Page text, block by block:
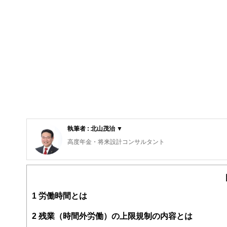
執筆者 : 北山茂治 ▼
高度年金・将来設計コンサルタント
1級ファイナンシャルプランニング技能士、特定社会保険
Ｐ知識を活用した営業手法を教育指導してきました。そ
人生１００年時代に、「気力・体力・財力３拍子揃った、
ライフプランセミナーをはじめ年金・医療・介護そして
そして元気シニア輩出のためにはその基盤となる企業が
1 労働時間とは
2 残業（時間外労働）の上限規制の内容とは